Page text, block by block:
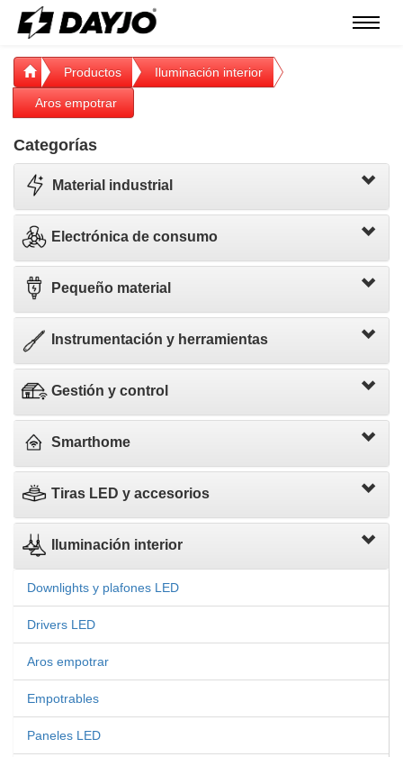
Menú
Productos Iluminación interior
Aros empotrar
Categorías
Material industrial
Electrónica de consumo
Pequeño material
Instrumentación y herramientas
Gestión y control
Smarthome
Tiras LED y accesorios
Iluminación interior
Downlights y plafones LED
Drivers LED
Aros empotrar
Empotrables
Paneles LED